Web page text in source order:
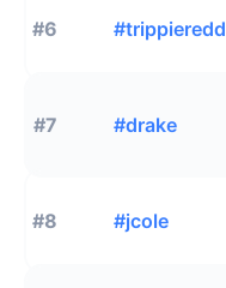
#6 #trippieredd
#7 #drake
#8 #jcole